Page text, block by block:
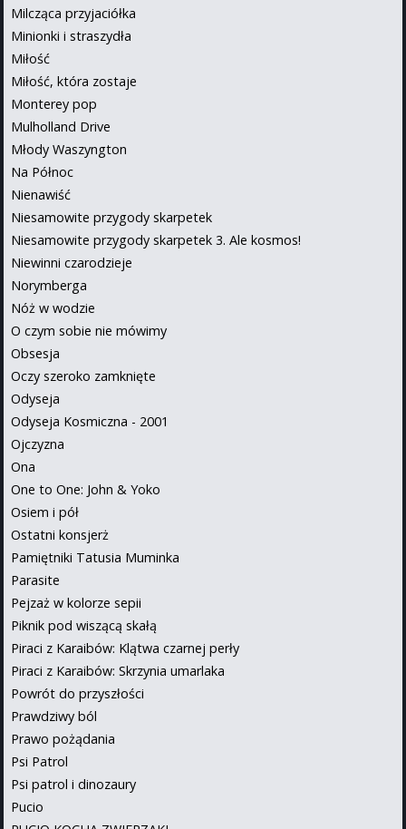
Milcząca przyjaciółka
Minionki i straszydła
Miłość
Miłość, która zostaje
Monterey pop
Mulholland Drive
Młody Waszyngton
Na Północ
Nienawiść
Niesamowite przygody skarpetek
Niesamowite przygody skarpetek 3. Ale kosmos!
Niewinni czarodzieje
Norymberga
Nóż w wodzie
O czym sobie nie mówimy
Obsesja
Oczy szeroko zamknięte
Odyseja
Odyseja Kosmiczna - 2001
Ojczyzna
Ona
One to One: John & Yoko
Osiem i pół
Ostatni konsjerż
Pamiętniki Tatusia Muminka
Parasite
Pejzaż w kolorze sepii
Piknik pod wiszącą skałą
Piraci z Karaibów: Klątwa czarnej perły
Piraci z Karaibów: Skrzynia umarlaka
Powrót do przyszłości
Prawdziwy ból
Prawo pożądania
Psi Patrol
Psi patrol i dinozaury
Pucio